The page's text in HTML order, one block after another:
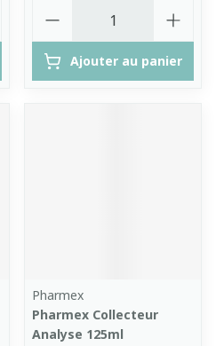
Ajouter au panier
Pharmex
Pharmex Collecteur
Analyse 125ml